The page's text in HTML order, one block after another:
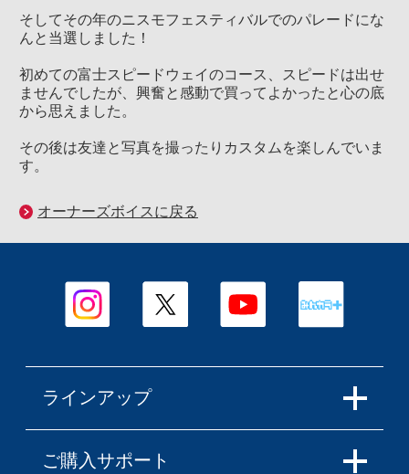
そしてその年のニスモフェスティバルでのパレードにな
んと当選しました！
初めての富士スピードウェイのコース、スピードは出せ
ませんでしたが、興奮と感動で買ってよかったと心の底
から思えました。
その後は友達と写真を撮ったりカスタムを楽しんでいま
す。
オーナーズボイスに戻る
ラインアップ
ご購入サポート